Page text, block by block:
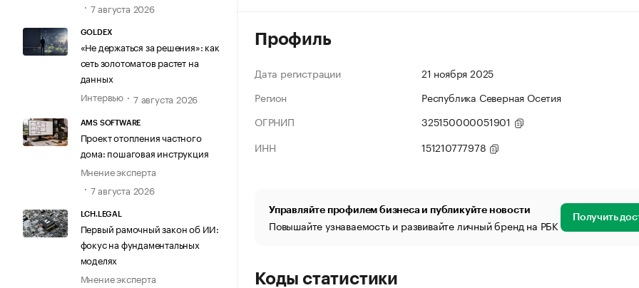
7 августа 2026
GOLDEX
«Не держаться за решения»: как
сеть золотоматов растет на
данных
Интервью
7 августа 2026
AMS SOFTWARE
Проект отопления частного
дома: пошаговая инструкция
Мнение эксперта
7 августа 2026
LCH.LEGAL
Первый рамочный закон об ИИ:
фокус на фундаментальных
моделях
Мнение эксперта
Профиль
Дата регистрации
21 ноября 2025
Регион
Республика Северная Осетия
ОГРНИП
325150000051901
ИНН
151210777978
Управляйте профилем бизнеса и публикуйте новости
Повышайте узнаваемость и развивайте личный бренд на РБК Получить
Коды статистики